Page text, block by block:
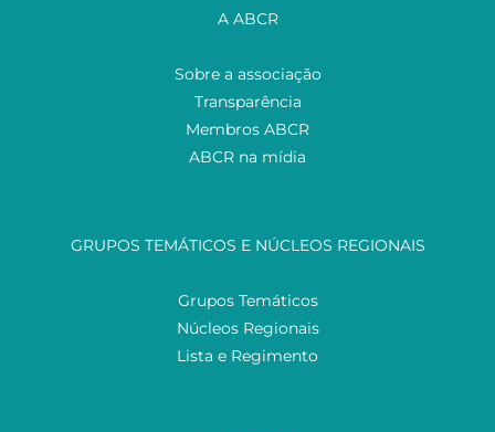
A ABCR
Sobre a associação
Transparência
Membros ABCR
ABCR na mídia
GRUPOS TEMÁTICOS E NÚCLEOS REGIONAIS
Grupos Temáticos
Núcleos Regionais
Lista e Regimento